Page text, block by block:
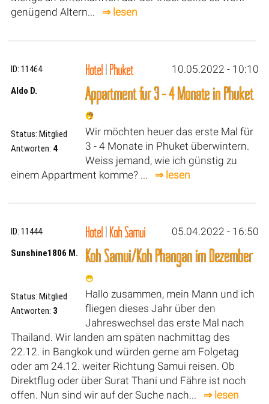
genügend Altern... ⇒ lesen
ID: 11464 Hotel|Phuket 10.05.2022 - 10:10
Aldo D.
Status: Mitglied
Antworten: 4
Appartment für 3 - 4 Monate in Phuket
Wir möchten heuer das erste Mal für
3 - 4 Monate in Phuket überwintern.
Weiss jemand, wie ich günstig zu
einem Appartment komme? ... ⇒ lesen
ID: 11444 Hotel|Koh Samui 05.04.2022 - 16:50
Sunshine1806 M.
Status: Mitglied
Antworten: 3
Koh Samui/Koh Phangan im Dezember
Hallo zusammen, mein Mann und ich
fliegen dieses Jahr über den
Jahreswechsel das erste Mal nach
Thailand. Wir landen am späten nachmittag des
22.12. in Bangkok und würden gerne am Folgetag
oder am 24.12. weiter Richtung Samui reisen. Ob
Direktflug oder über Surat Thani und Fähre ist noch
offen. Nun sind wir auf der Suche nach... ⇒ lesen